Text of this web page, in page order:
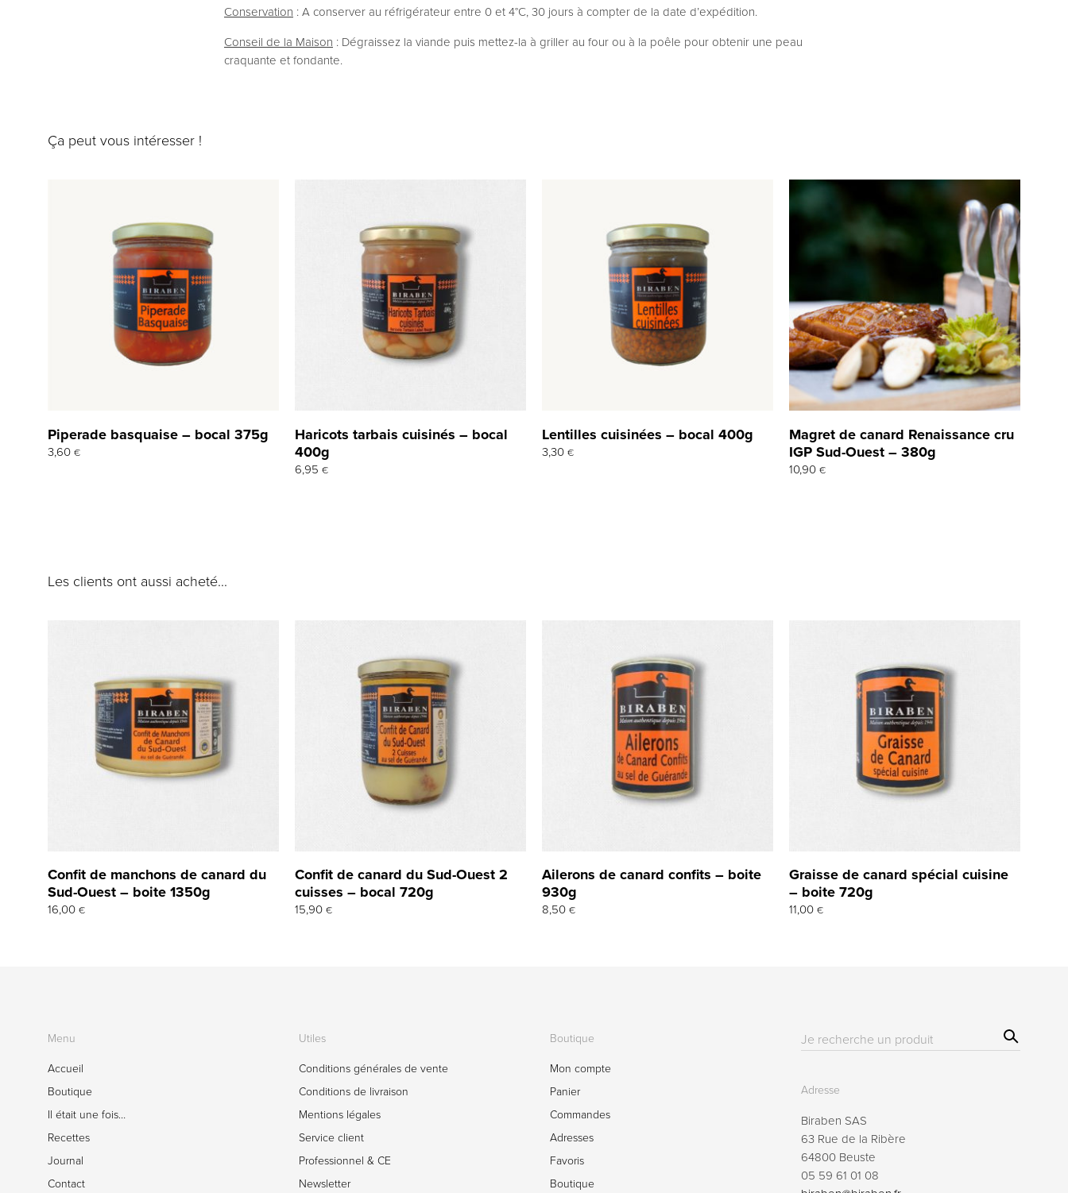
Conservation : A conserver au réfrigérateur entre 0 et 4°C, 30 jours à compter de la date d’expédition.
Conseil de la Maison : Dégraissez la viande puis mettez-la à griller au four ou à la poêle pour obtenir une peau
craquante et fondante.
Ça peut vous intéresser !
Piperade basquaise – bocal 375g
3,60 €
Haricots tarbais cuisinés – bocal
400g
6,95 €
Lentilles cuisinées – bocal 400g
3,30 €
Magret de canard Renaissance cru
IGP Sud-Ouest – 380g
10,90 €
Les clients ont aussi acheté...
Confit de manchons de canard du
Sud-Ouest – boite 1350g
16,00 €
Confit de canard du Sud-Ouest 2
cuisses – bocal 720g
15,90 €
Ailerons de canard confits – boite
930g
8,50 €
Graisse de canard spécial cuisine
– boite 720g
11,00 €
Menu
Accueil
Boutique
Il était une fois…
Recettes
Journal
Contact
Utiles
Conditions générales de vente
Conditions de livraison
Mentions légales
Service client
Professionnel & CE
Newsletter
Boutique
Mon compte
Panier
Commandes
Adresses
Favoris
Boutique
Résultat(s)
Sear
ch
Adresse
Biraben SAS
63 Rue de la Ribère
64800 Beuste
05 59 61 01 08